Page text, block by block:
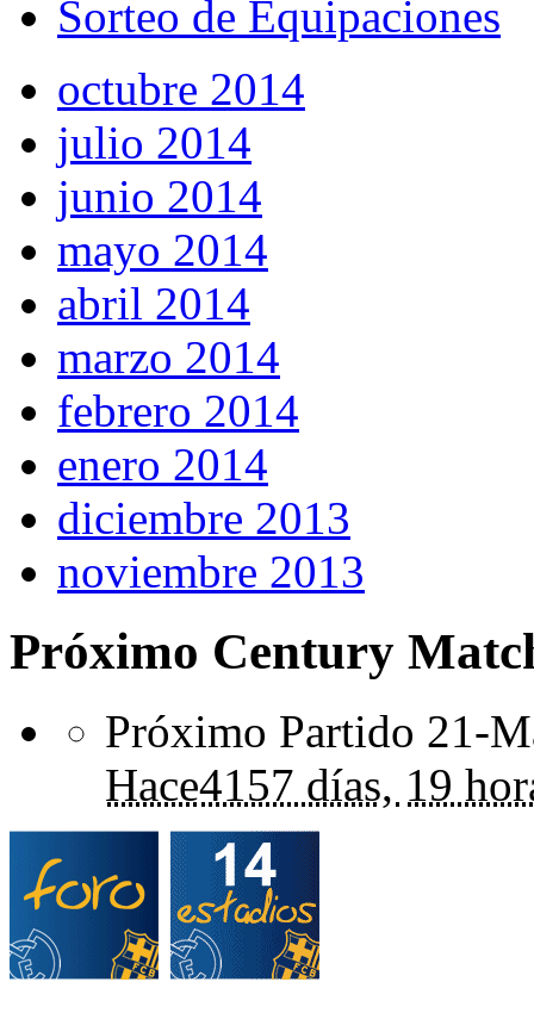
Sorteo de Equipaciones
octubre 2014
julio 2014
junio 2014
mayo 2014
abril 2014
marzo 2014
febrero 2014
enero 2014
diciembre 2013
noviembre 2013
Próximo Century
Próximo Partido 21-
Hace4157 días, 19